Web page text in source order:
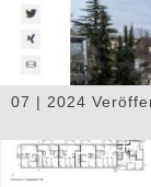
07 | 2024